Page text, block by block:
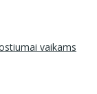
vaikams